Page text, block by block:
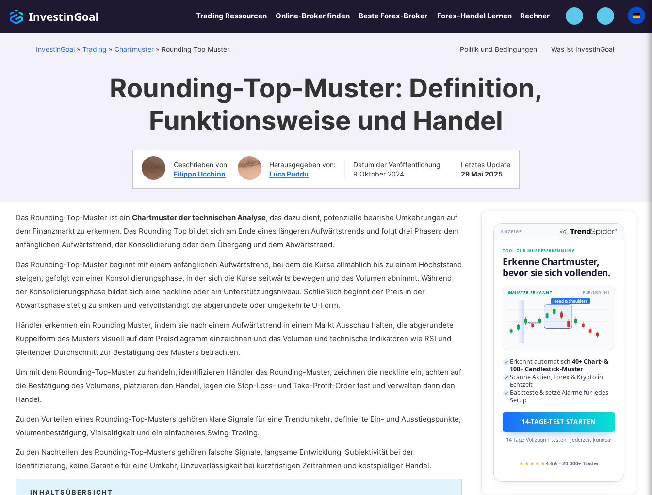
Trading Ressourcen Online-Broker finden Beste Forex-Broker Forex-Handel Lernen Rechner
Politik und Bedingungen Was ist InvestinGoal
InvestinGoal» Trading » Chartmuster» Rounding Top Muster
Rounding-Top-Muster: Definition,
Funktionsweise und Handel
Geschrieben von:
Filippo Ucchino
Herausgegeben von:
Luca Puddu
Datum der Veröffentlichung
9 Oktober 2024
Letztes Update
29 Mai 2025
Das Rounding-Top-Muster ist ein Chartmuster der technischen Analyse, das dazu dient, potenzielle bearishe Umkehrungen auf
dem Finanzmarkt zu erkennen. Das Rounding Top bildet sich am Ende eines längeren Aufwärtstrends und folgt drei Phasen: dem
anfänglichen Aufwärtstrend, der Konsolidierung oder dem Übergang und dem Abwärtstrend.
Das Rounding-Top-Muster beginnt mit einem anfänglichen Aufwärtstrend, bei dem die Kurse allmählich bis zu einem Höchststand
steigen, gefolgt von einer Konsolidierungsphase, in der sich die Kurse seitwärts bewegen und das Volumen abnimmt. Während
der Konsolidierungsphase bildet sich eine neckline oder ein Unterstützungsniveau. Schließlich beginnt der Preis in der
Abwärtsphase stetig zu sinken und vervollständigt die abgerundete oder umgekehrte U-Form.
Händler erkennen ein Rounding Muster, indem sie nach einem Aufwärtstrend in einem Markt Ausschau halten, die abgerundete
Kuppelform des Musters visuell auf dem Preisdiagramm einzeichnen und das Volumen und technische Indikatoren wie RSI und
Gleitender Durchschnitt zur Bestätigung des Musters betrachten.
Um mit dem Rounding-Top-Muster zu handeln, identifizieren Händler das Rounding-Muster, zeichnen die neckline ein, achten auf
die Bestätigung des Volumens, platzieren den Handel, legen die Stop-Loss- und Take-Profit-Order fest und verwalten dann den
Handel.
Zu den Vorteilen eines Rounding-Top-Musters gehören klare Signale für eine Trendumkehr, definierte Ein- und Ausstiegspunkte,
Volumenbestätigung, Vielseitigkeit und ein einfacheres Swing-Trading.
Zu den Nachteilen des Rounding-Top-Musters gehören falsche Signale, langsame Entwicklung, Subjektivität bei der
Identifizierung, keine Garantie für eine Umkehr, Unzuverlässigkeit bei kurzfristigen Zeitrahmen und kostspieliger Handel.
INHALTSÜBERSICHT
ANZEIGE
TOOL ZUR MUSTERERKENNUNG
Erkenne Chartmuster,
bevor sie sich vollenden.
MUSTER ERKANNT EUR/USD · H1
neckline
Head & Shoulders
Erkennt automatisch 40+ Chart- &
100+ Candlestick-Muster
Scanne Aktien, Forex & Krypto in
Echtzeit
Backteste & setze Alarme für jedes
Setup
14-TAGE-TEST STARTEN
14 Tage Vollzugriff testen · Jederzeit kündbar
★★★★★4.6★ · 20.000+ Trader